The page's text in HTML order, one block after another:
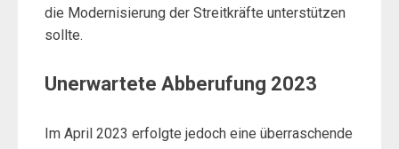
die Modernisierung der Streitkräfte unterstützen
sollte.
Unerwartete Abberufung 2023
Im April 2023 erfolgte jedoch eine überraschende